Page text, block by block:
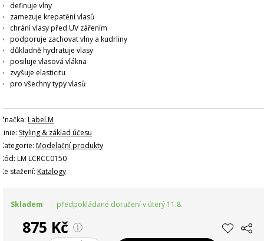
definuje vlny
zamezuje krepatění vlasů
chrání vlasy před UV zářením
podporuje zachovat vlny a kudrliny
důkladně hydratuje vlasy
posiluje vlasová vlákna
zvyšuje elasticitu
pro všechny typy vlasů
Značka: Label.M
Linie: Styling & základ účesu
Kategorie: Modelační produkty
Kód: LM LCRCC0150
Ke stažení: Katalogy
Skladem předpokládané doručení v úterý 11.8.
875 Kč